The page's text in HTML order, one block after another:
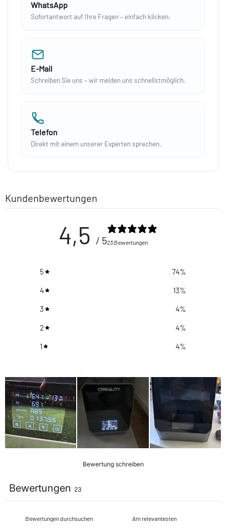
WhatsApp
Sofortantwort auf Ihre Fragen – einfach klicken.
E-Mail
Schreiben Sie uns – wir melden uns schnellstmöglich.
Telefon
Direkt mit einem unserer Experten sprechen.
Kundenbewertungen
4,5 / 523 Bewertungen
5 74%
4 13%
3 4%
2 4%
1 4%
Bewertung schreiben
Bewertungen 23